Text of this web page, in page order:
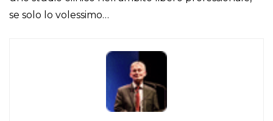
se solo lo volessimo…